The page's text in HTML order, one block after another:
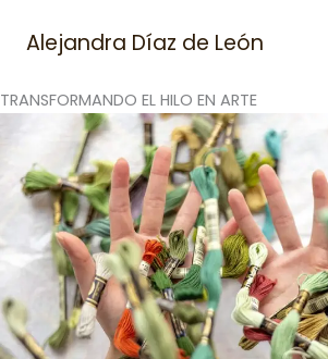
Alejandra Díaz de León
TRANSFORMANDO EL HILO EN ARTE